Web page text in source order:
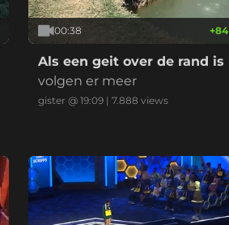
00:38 +84
Als een geit over de rand is
volgen er meer
gister @ 19:09 |7.888 views